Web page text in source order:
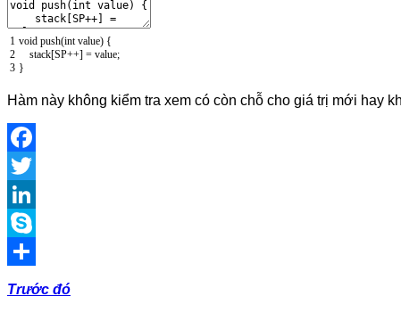
1
2
3
void push(int value) {
stack[SP++] = value;
}
Hàm này không kiểm tra xem có còn chỗ cho giá trị mới hay
Facebook
Twitter
LinkedIn
Skype
Share
Trước đó